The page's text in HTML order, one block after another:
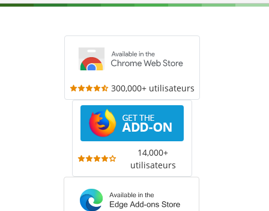
300,000+ utilisateurs
14,000+
utilisateurs